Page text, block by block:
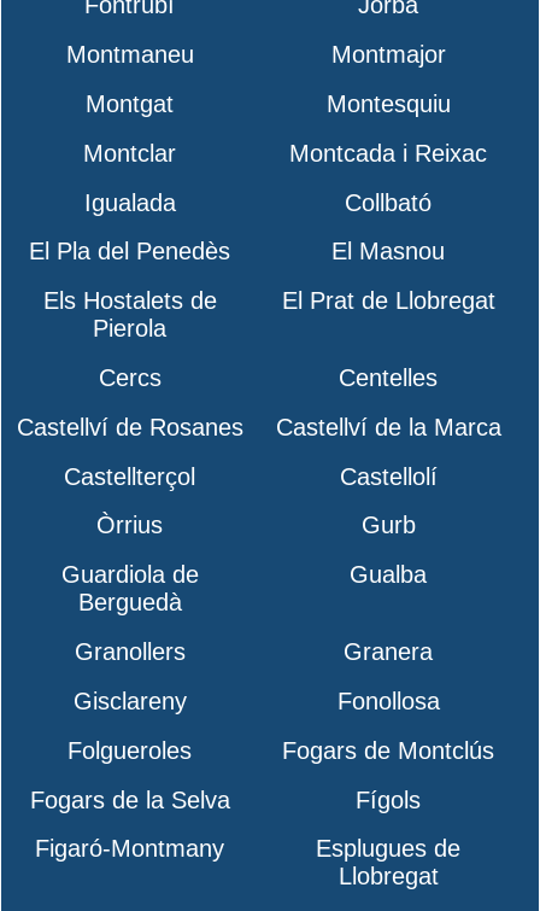
Montmaneu
Montmajor
Montgat
Montesquiu
Montclar
Montcada i Reixac
Igualada
Collbató
El Pla del Penedès
El Masnou
Els Hostalets de
Pierola
El Prat de Llobregat
Cercs
Centelles
Castellví de Rosanes
Castellví de la Marca
Castellterçol
Castellolí
Òrrius
Gurb
Guardiola de
Berguedà
Gualba
Granollers
Granera
Gisclareny
Fonollosa
Folgueroles
Fogars de Montclús
Fogars de la Selva
Fígols
Figaró-Montmany
Esplugues de
Llobregat